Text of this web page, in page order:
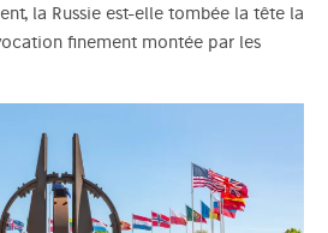
la Russie est-elle tombée la tête la
finement montée par les